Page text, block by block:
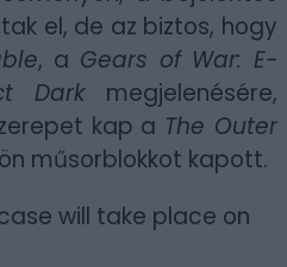
el, de az biztos, hogy
, a Gears of War: E-
Dark megjelenésére,
kap a The Outer
műsorblokkot kapott.
will take place on